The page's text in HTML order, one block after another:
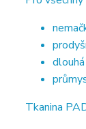
Tkanina